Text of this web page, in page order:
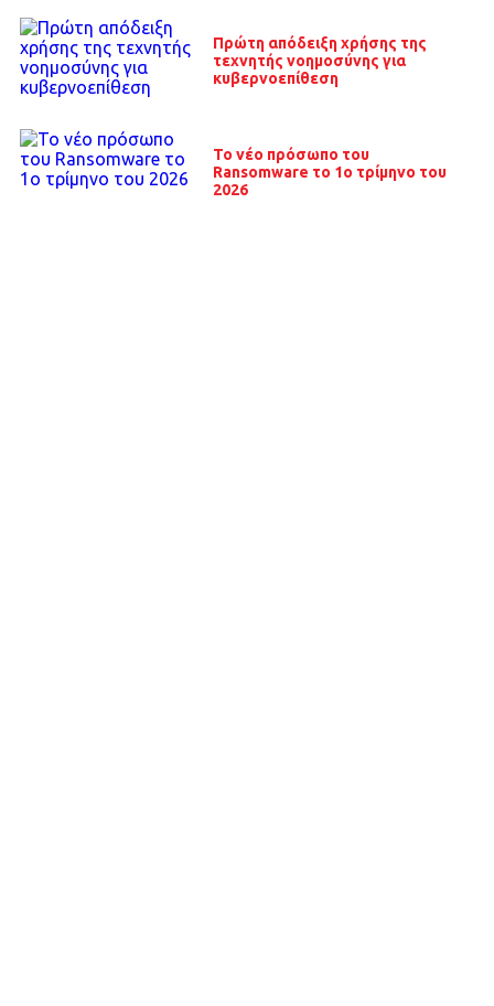
Πρώτη απόδειξη χρήσης της
τεχνητής νοημοσύνης για
κυβερνοεπίθεση
Το νέο πρόσωπο του
Ransomware το 1ο τρίμηνο του
2026